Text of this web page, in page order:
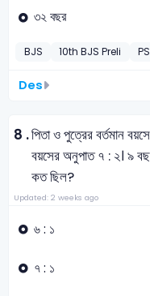
৩২ বছর
BJS 10th BJS Preli
Des
8 .পিতা ও পুত্রের বর্তমান
বয়সের অনুপাত ৭ : ২। ৯
কত ছিল?
Updated: 2 weeks ago
৬ : ১
৭ : ১